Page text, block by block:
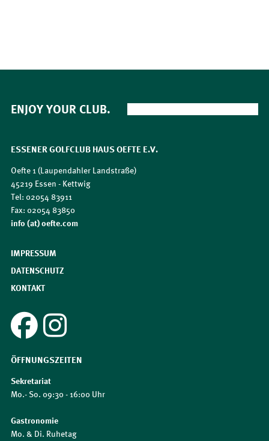
ENJOY YOUR CLUB.
ESSENER GOLFCLUB HAUS OEFTE E.V.
Oefte 1 (Laupendahler Landstraße)
45219 Essen - Kettwig
Tel: 02054 83911
Fax: 02054 83850
​​​​​​​info (at) oefte.com
IMPRESSUM
DATENSCHUTZ
KONTAKT
ÖFFNUNGSZEITEN
Sekretariat
Mo.- So. 09:30 - 16:00 Uhr
Gastronomie
Mo. & Di. Ruhetag